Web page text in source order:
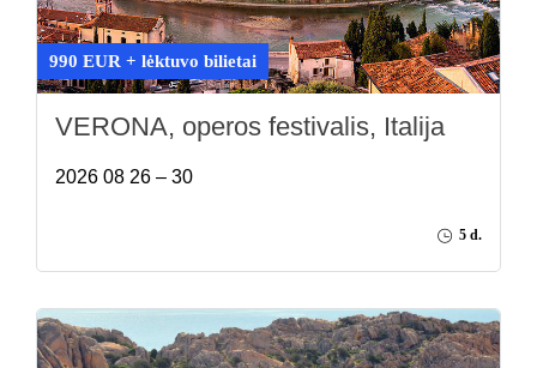
990 EUR + lėktuvo bilietai
VERONA, operos festivalis, Italija
2026 08 26 – 30
5 d.